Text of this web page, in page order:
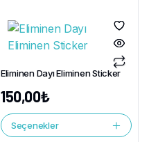
Eliminen Dayı Eliminen Sticker
150,00₺
Seçenekler